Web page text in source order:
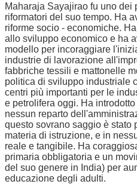
Maharaja Sayajirao fu uno dei
riformatori del suo tempo. Ha
riforme socio - economiche.
allo sviluppo economico e ha
modello per incoraggiare
industrie di lavorazione
fabbriche tessili e mattonelle
politica di sviluppo industriale
centri più importanti per le
e petrolifera oggi. Ha
nessun reparto
questo sovrano saggio è stato
materia di istruzione, e in
reale e tangibile. Ha
primaria obbligatoria e un
del suo genere in India) per
educazione degli adulti.